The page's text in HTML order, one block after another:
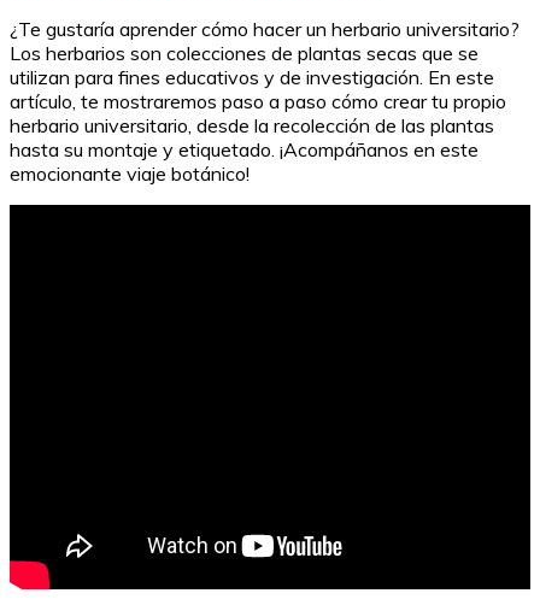
¿Te gustaría aprender cómo hacer un herbario universitario?
Los herbarios son colecciones de plantas secas que se
utilizan para fines educativos y de investigación. En este
artículo, te mostraremos paso a paso cómo crear tu propio
herbario universitario, desde la recolección de las plantas
hasta su montaje y etiquetado. ¡Acompáñanos en este
emocionante viaje botánico!